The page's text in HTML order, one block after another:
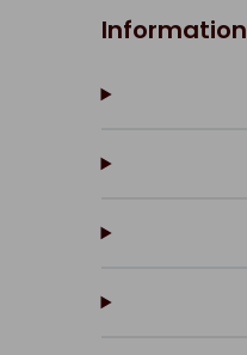
Information